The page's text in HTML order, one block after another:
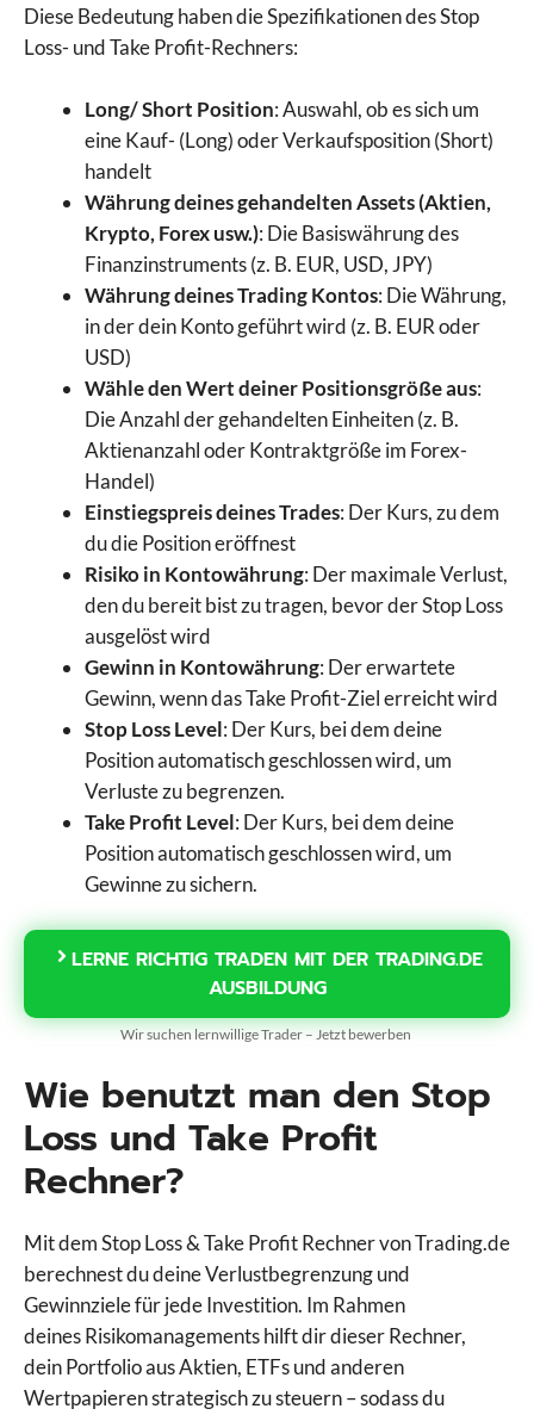
Diese Bedeutung haben die Spezifikationen des Stop
Loss- und Take Profit-Rechners:
Long/ Short Position: Auswahl, ob es sich um
eine Kauf- (Long) oder Verkaufsposition (Short)
handelt
Währung deines gehandelten Assets (Aktien,
Krypto, Forex usw.): Die Basiswährung des
Finanzinstruments (z. B. EUR, USD, JPY)
Währung deines Trading Kontos: Die Währung,
in der dein Konto geführt wird (z. B. EUR oder
USD)
Wähle den Wert deiner Positionsgröße aus:
Die Anzahl der gehandelten Einheiten (z. B.
Aktienanzahl oder Kontraktgröße im Forex-
Handel)
Einstiegspreis deines Trades: Der Kurs, zu dem
du die Position eröffnest
Risiko in Kontowährung: Der maximale Verlust,
den du bereit bist zu tragen, bevor der Stop Loss
ausgelöst wird
Gewinn in Kontowährung: Der erwartete
Gewinn, wenn das Take Profit-Ziel erreicht wird
Stop Loss Level: Der Kurs, bei dem deine
Position automatisch geschlossen wird, um
Verluste zu begrenzen.
Take Profit Level: Der Kurs, bei dem deine
Position automatisch geschlossen wird, um
Gewinne zu sichern.
LERNE RICHTIG TRADEN MIT DER TRADING.DE
AUSBILDUNG
Wir suchen lernwillige Trader – Jetzt bewerben
Wie benutzt man den Stop
Loss und Take Profit
Rechner?
Mit dem Stop Loss & Take Profit Rechner von Trading.de
berechnest du deine Verlustbegrenzung und
Gewinnziele für jede Investition. Im Rahmen
deines Risikomanagements hilft dir dieser Rechner,
dein Portfolio aus Aktien, ETFs und anderen
Wertpapieren strategisch zu steuern – sodass du